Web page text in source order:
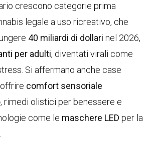
crescono categorie prima
legale a uso ricreativo, che
40 miliardi di dollari nel 2026,
per adulti, diventati virali come
Si affermano anche case
comfort sensoriale
, rimedi olistici per benessere e
come le maschere LED per la